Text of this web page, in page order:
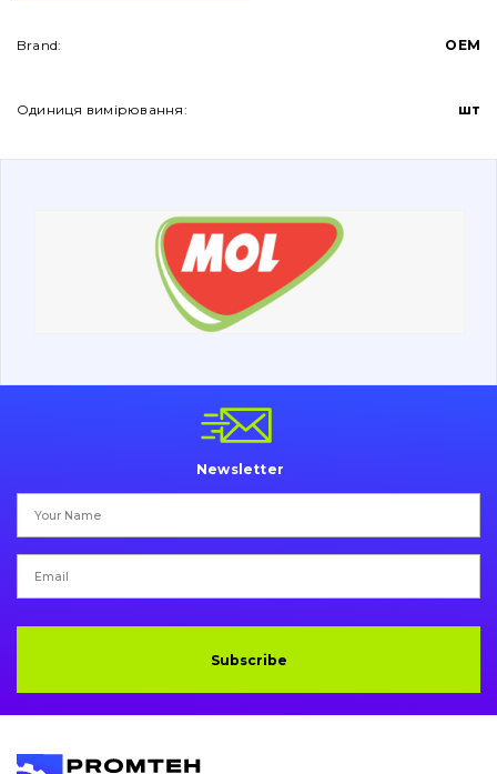
Contacts
Vacancies
Filters and lubricants
Bucket and adapters shrouds
Pins and bushings
Hydraulics
написати
Brand: OEM
Одиниця вимірювання: шт
Newsletter
Subscribe